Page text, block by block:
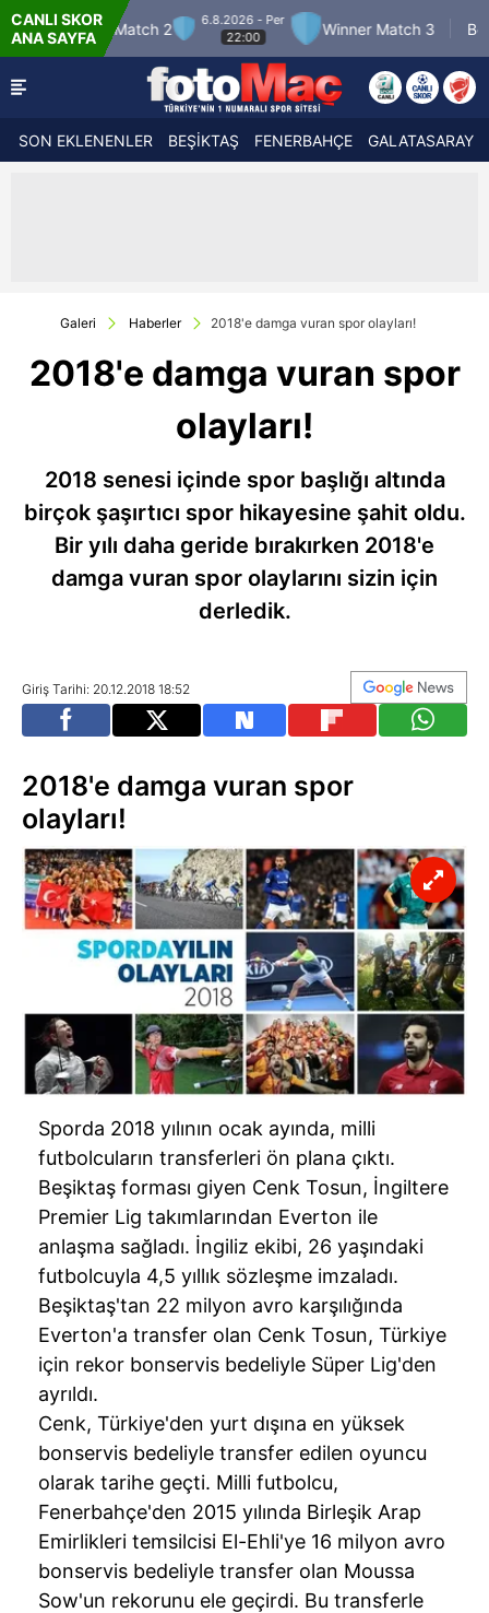
CANLI SKOR
ANA SAYFA
2
6.8.2026 - Per
22:00
Winner Match 3 Boluspor
7.8.2026 -
21:30
SON EKLENENLER BEŞİKTAŞ FENERBAHÇE GALATASARAY
Galeri Haberler 2018'e damga vuran spor olayları!
2018'e damga vuran spor
olayları!
2018 senesi içinde spor başlığı altında
birçok şaşırtıcı spor hikayesine şahit oldu.
Bir yılı daha geride bırakırken 2018'e
damga vuran spor olaylarını sizin için
derledik.
Giriş Tarihi: 20.12.2018 18:52
2018'e damga vuran spor
olayları!
Sporda 2018 yılının ocak ayında, milli
futbolcuların transferleri ön plana çıktı.
Beşiktaş forması giyen Cenk Tosun, İngiltere
Premier Lig takımlarından Everton ile
anlaşma sağladı. İngiliz ekibi, 26 yaşındaki
futbolcuyla 4,5 yıllık sözleşme imzaladı.
Beşiktaş'tan 22 milyon avro karşılığında
Everton'a transfer olan Cenk Tosun, Türkiye
için rekor bonservis bedeliyle Süper Lig'den
ayrıldı.
Cenk, Türkiye'den yurt dışına en yüksek
bonservis bedeliyle transfer edilen oyuncu
olarak tarihe geçti. Milli futbolcu,
Fenerbahçe'den 2015 yılında Birleşik Arap
Emirlikleri temsilcisi El-Ehli'ye 16 milyon avro
bonservis bedeliyle transfer olan Moussa
Sow'un rekorunu ele geçirdi. Bu transferle